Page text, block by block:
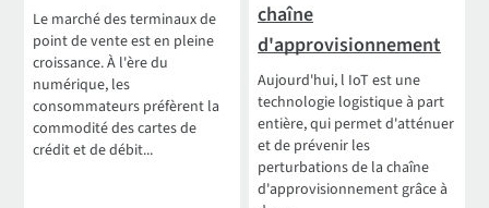
Le marché des terminaux de
point de vente est en pleine
croissance. À l'ère du
numérique, les
consommateurs préfèrent la
commodité des cartes de
crédit et de débit...
chaîne
d'approvisionnement
Aujourd'hui, l IoT est une
technologie logistique à part
entière, qui permet d'atténuer
et de prévenir les
perturbations de la chaîne
d'approvisionnement grâce à